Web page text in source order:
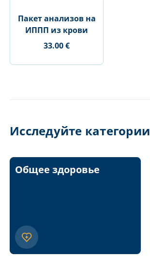
Пакет анализов на
ИППП из крови
33.00 €
Исследуйте категории
Общее здоровье